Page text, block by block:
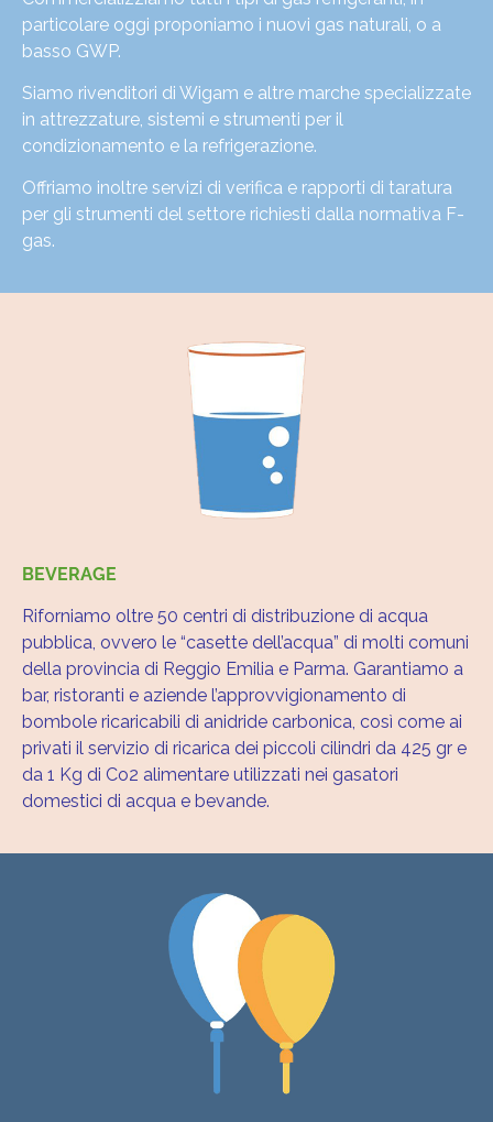
particolare oggi proponiamo i nuovi gas naturali, o a
basso GWP.
Siamo rivenditori di Wigam e altre marche specializzate
in attrezzature, sistemi e strumenti per il
condizionamento e la refrigerazione.
Offriamo inoltre servizi di verifica e rapporti di taratura
per gli strumenti del settore richiesti dalla normativa F-
gas.
BEVERAGE
Riforniamo oltre 50 centri di distribuzione di acqua
pubblica, ovvero le “casette dell’acqua” di molti comuni
della provincia di Reggio Emilia e Parma. Garantiamo a
bar, ristoranti e aziende l’approvvigionamento di
bombole ricaricabili di anidride carbonica, così come ai
privati il servizio di ricarica dei piccoli cilindri da 425 gr e
da 1 Kg di Co2 alimentare utilizzati nei gasatori
domestici di acqua e bevande.